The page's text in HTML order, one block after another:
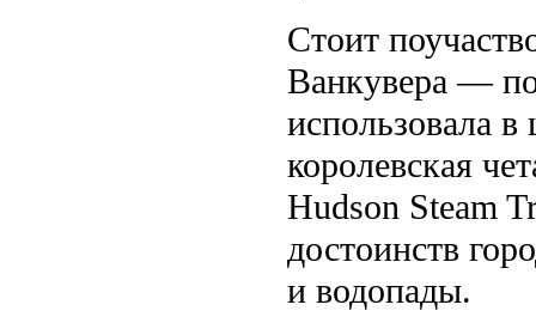
Стоит
Ванкувера —
использовала в
королевская
Hudson Steam
достоинств
и водопады.